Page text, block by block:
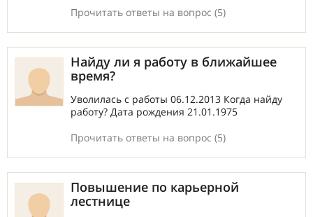
Прочитать ответы на вопрос (5)
Найду ли я работу в ближайшее
время?
Уволилась с работы 06.12.2013 Когда найду
работу? Дата рождения 21.01.1975
Прочитать ответы на вопрос (5)
Повышение по карьерной
лестнице